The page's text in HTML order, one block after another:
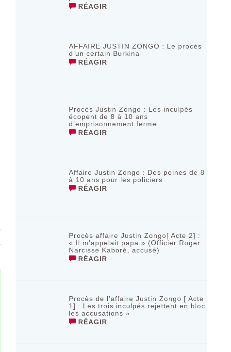
RÉAGIR
AFFAIRE JUSTIN ZONGO : Le procès
d’un certain Burkina
RÉAGIR
Procès Justin Zongo : Les inculpés
écopent de 8 à 10 ans
d’emprisonnement ferme
RÉAGIR
Affaire Justin Zongo : Des peines de 8
à 10 ans pour les policiers
RÉAGIR
Procès affaire Justin Zongo[ Acte 2] :
« Il m’appelait papa » (Officier Roger
Narcisse Kaboré, accusé)
RÉAGIR
Procès de l’affaire Justin Zongo [ Acte
1] : Les trois inculpés rejettent en bloc
les accusations »
RÉAGIR